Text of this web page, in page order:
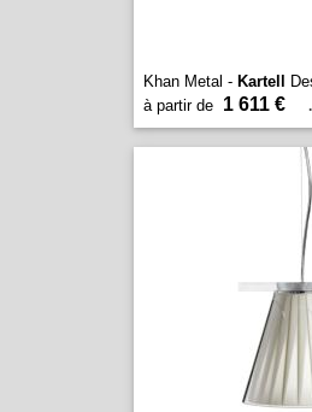
Khan Metal - Kartell
à partir de 1 611 €